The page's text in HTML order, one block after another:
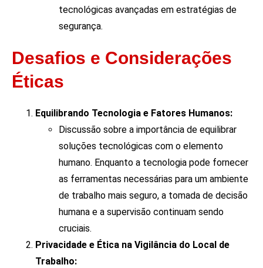
tecnológicas avançadas em estratégias de
segurança.
Desafios e Considerações
Éticas
Equilibrando Tecnologia e Fatores Humanos:
Discussão sobre a importância de equilibrar
soluções tecnológicas com o elemento
humano. Enquanto a tecnologia pode fornecer
as ferramentas necessárias para um ambiente
de trabalho mais seguro, a tomada de decisão
humana e a supervisão continuam sendo
cruciais.
Privacidade e Ética na Vigilância do Local de
Trabalho: